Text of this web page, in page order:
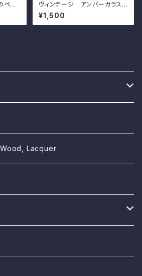
ペン
ヴィンテージ アンバーガラス
のショットグラス d3.5cm Vin
tage Japanese Amber Sho
t Glass
¥1,500
Wood, Lacquer